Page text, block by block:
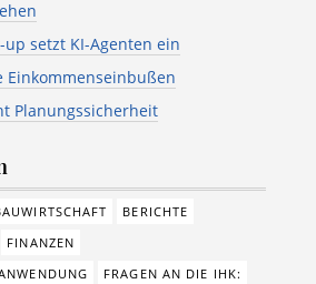
up setzt KI-Agenten ein
Einkommenseinbußen
Planungssicherheit
BERICHTE
FINANZEN
FRAGEN AN DIE IHK: